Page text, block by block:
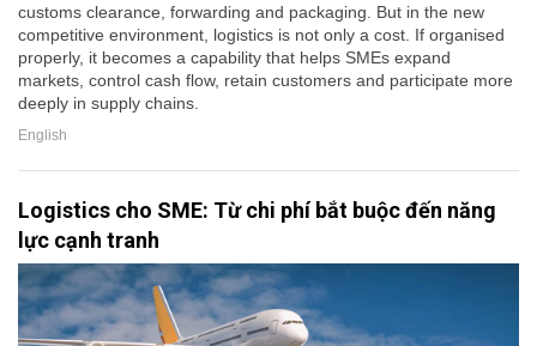
customs clearance, forwarding and packaging. But in the new
competitive environment, logistics is not only a cost. If organised
properly, it becomes a capability that helps SMEs expand
markets, control cash flow, retain customers and participate more
deeply in supply chains.
English
Logistics cho SME: Từ chi phí bắt buộc đến năng
lực cạnh tranh